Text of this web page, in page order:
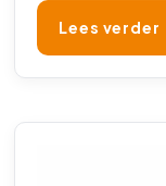
Lees verder